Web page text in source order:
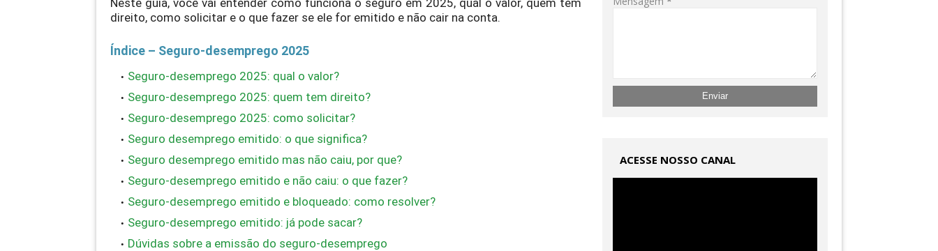
Neste guia, você vai entender como funciona o seguro em 2025, qual o valor, quem tem
direito, como solicitar e o que fazer se ele for emitido e não cair na conta.
Índice – Seguro-desemprego 2025
Seguro-desemprego 2025: qual o valor?
Seguro-desemprego 2025: quem tem direito?
Seguro-desemprego 2025: como solicitar?
Seguro desemprego emitido: o que significa?
Seguro desemprego emitido mas não caiu, por que?
Seguro-desemprego emitido e não caiu: o que fazer?
Seguro-desemprego emitido e bloqueado: como resolver?
Seguro-desemprego emitido: já pode sacar?
Dúvidas sobre a emissão do seguro-desemprego
ACESSE NOSSO CANAL